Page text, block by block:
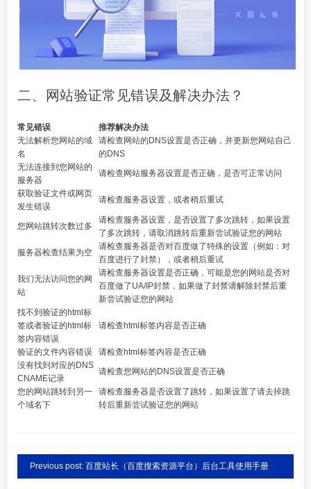
二、网站验证常见错误及解决办法？
常见错误
推荐解决办法
无法解析您网站的域
名
请检查网站的DNS设置是否正确，并更新您网站自己
的DNS
无法连接到您网站的
服务器
请检查网站服务器设置是否正确，是否可正常访问
获取验证文件或网页
发生错误
请检查服务器设置，或者稍后重试
您网站跳转次数过多
请检查服务器设置，是否设置了多次跳转，如果设置
了多次跳转，请取消跳转后重新尝试验证您的网站
服务器检查结果为空
请检查服务器是否对百度做了特殊的设置（例如：对
百度进行了封禁），或者稍后重试
我们无法访问您的网
站
请检查服务器设置是否正确，可能是您的网站是否对
百度做了UA/IP封禁，如果做了封禁请解除封禁后重
新尝试验证您的网站
找不到验证的html标
签或者验证的html标
签内容错误
请检查html标签内容是否正确
验证的文件内容错误
请检查html标签内容是否正确
没有找到对应的DNS
CNAME记录
请检查您网站的DNS设置是否正确
您的网站跳转到另一
个域名下
请检查服务器是否设置了跳转，如果设置了请去掉跳
转后重新尝试验证您的网站
Previous post: 百度站长（百度搜索资源平台）后台工具使用手册